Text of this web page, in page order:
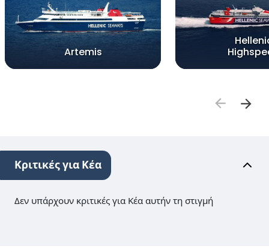
Artemis
Κριτικές για Κέα
Δεν υπάρχουν κριτικές για Κέα αυτήν τη στιγμή